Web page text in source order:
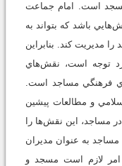
است. امام جماعت
باشد که بتواند به
مديريت كند. بنابراين
توجه است، نقش‌هاي
فرهنگي مساجد است.
و مطالعات پيشين
مساجد، اين نقش‌ها را
مساجد به‌ عنوان مديران
لازم است مسجد و